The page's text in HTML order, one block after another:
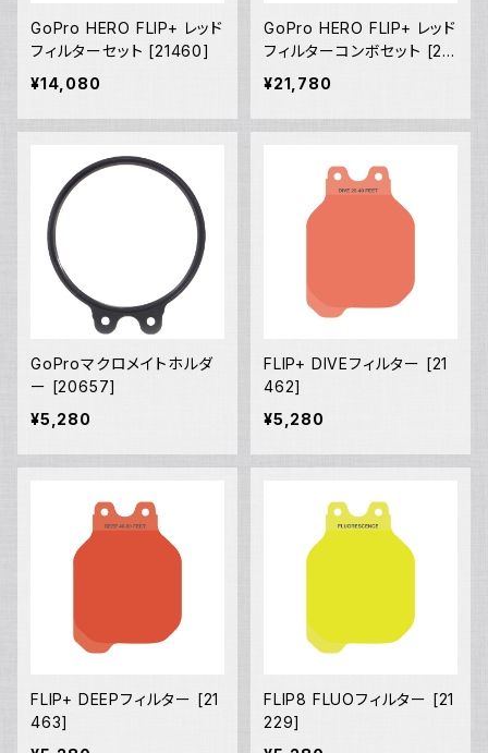
GoPro HERO FLIP+ レッド
フィルターセット [21460]
¥14,080
GoPro HERO FLIP+ レッド
フィルターコンボセット [21
461]
¥21,780
GoProマクロメイトホルダ
ー [20657]
¥5,280
FLIP+ DIVEフィルター [21
462]
¥5,280
FLIP+ DEEPフィルター [21
463]
FLIP8 FLUOフィルター [21
229]